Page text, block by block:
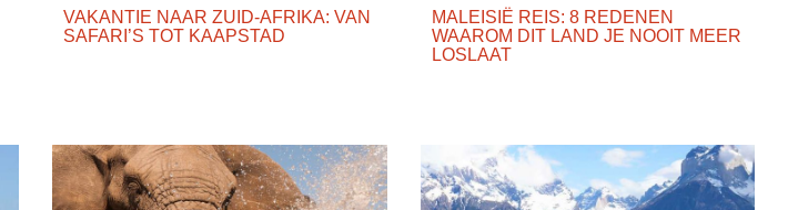
VAKANTIE NAAR ZUID-AFRIKA: VAN
SAFARI’S TOT KAAPSTAD
MALEISIË REIS: 8 REDENEN
WAAROM DIT LAND JE NOOIT MEER
LOSLAAT